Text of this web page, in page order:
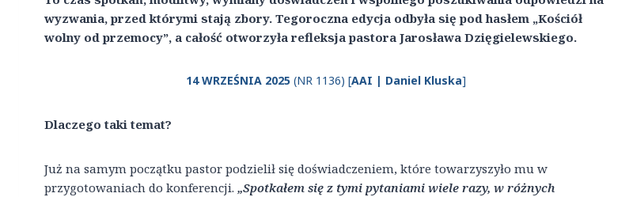
wyzwania, przed którymi stają zbory. Tegoroczna edycja odbyła się pod hasłem „Kościół
wolny od przemocy”, a całość otworzyła refleksja pastora Jarosława Dzięgielewskiego.
14 WRZEŚNIA 2025(NR 1136) [AAI | Daniel Kluska]
Dlaczego taki temat?
Już na samym początku pastor podzielił się doświadczeniem, które towarzyszyło mu w
przygotowaniach do konferencji. „Spotkałem się z tymi pytaniami wiele razy, w różnych